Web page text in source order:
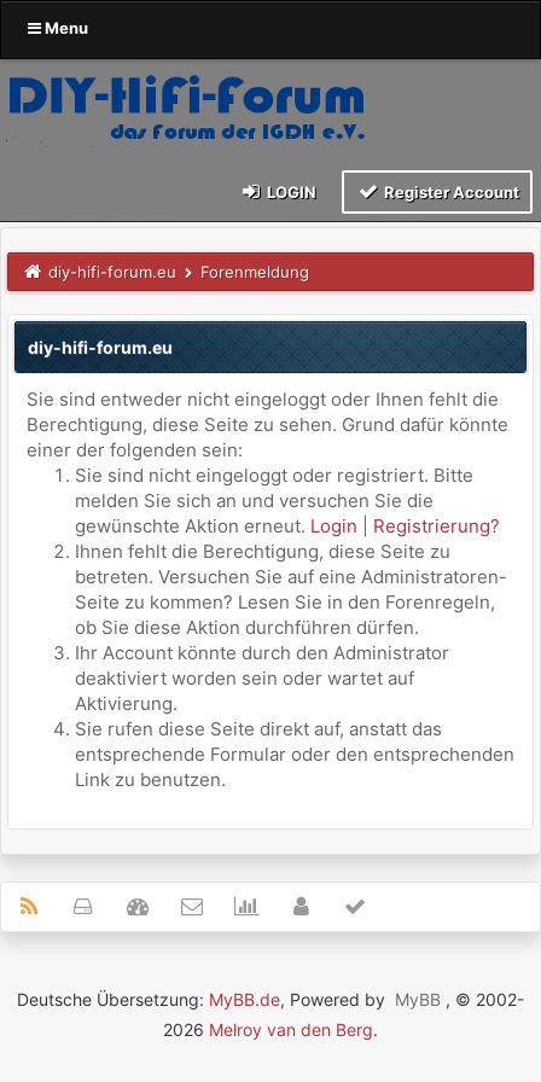
Menu
LOGIN Register Account
diy-hifi-forum.eu Forenmeldung
diy-hifi-forum.eu
Sie sind entweder nicht eingeloggt oder Ihnen fehlt die
Berechtigung, diese Seite zu sehen. Grund dafür könnte
einer der folgenden sein:
Sie sind nicht eingeloggt oder registriert. Bitte
melden Sie sich an und versuchen Sie die
gewünschte Aktion erneut. Login
Registrierung?
Ihnen fehlt die Berechtigung, diese Seite zu
betreten. Versuchen Sie auf eine Administratoren-
Seite zu kommen? Lesen Sie in den Forenregeln,
ob Sie diese Aktion durchführen dürfen.
Ihr Account könnte durch den Administrator
deaktiviert worden sein oder wartet auf
Aktivierung.
Sie rufen diese Seite direkt auf, anstatt das
entsprechende Formular oder den entsprechenden
Link zu benutzen.
Deutsche Übersetzung: MyBB.de, Powered by MyBB , © 2002-
2026 Melroy van den Berg.